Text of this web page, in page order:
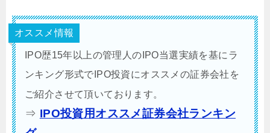
オススメ情報
IPO歴15年以上の管理人のIPO当選実績を基にラ
ンキング形式でIPO投資にオススメの証券会社を
ご紹介させて頂いております。
⇒ IPO投資用オススメ証券会社ランキン